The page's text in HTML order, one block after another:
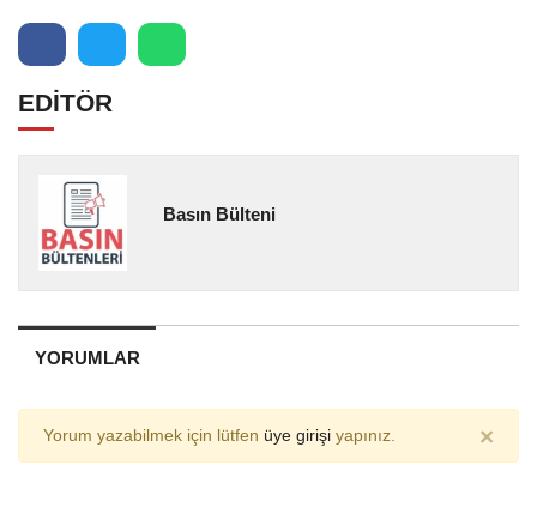
EDİTÖR
Basın Bülteni
YORUMLAR
Yorum yazabilmek için lütfen üye girişi yapınız. ×